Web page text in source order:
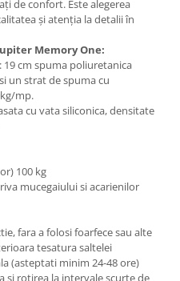
de confort. Este alegerea
și atenția la detalii în
Memory One:
cm spuma poliuretanica
un strat de spuma cu
mp.
cu vata siliconica, densitate
100 kg
mucegaiului si acarienilor
fara a folosi foarfece sau alte
tesatura saltelei
(asteptati minim 24-48 ore)
si rotirea la intervale scurte de